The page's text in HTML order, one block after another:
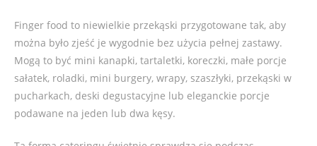
Finger food to niewielkie przekąski przygotowane tak, aby
można było zjeść je wygodnie bez użycia pełnej zastawy.
Mogą to być mini kanapki, tartaletki, koreczki, małe porcje
sałatek, roladki, mini burgery, wrapy, szaszłyki, przekąski w
pucharkach, deski degustacyjne lub eleganckie porcje
podawane na jeden lub dwa kęsy.